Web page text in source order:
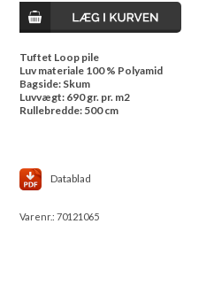
Tuftet Loop pile
Luv materiale 100 % Polyamid
Bagside: Skum
Luvvægt: 690 gr. pr. m2
Rullebredde: 500 cm
Datablad
Varenr.:70121065